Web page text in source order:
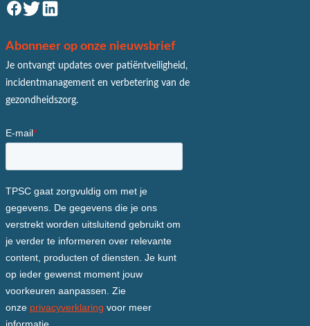
Abonneer op onze nieuwsbrief
Je ontvangt updates over patiëntveiligheid,
incidentmanagement en verbetering van de
gezondheidszorg.